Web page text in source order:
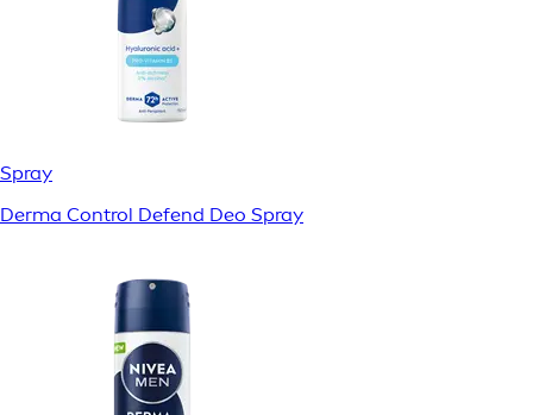
Spray
Derma Control Defend Deo Spray